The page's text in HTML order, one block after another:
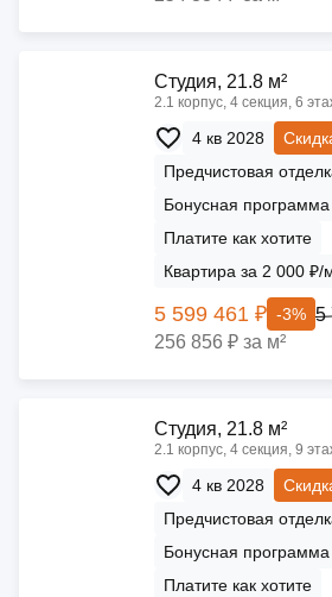
Cтудия, 21.8 м²
2.1 корпус, 4 секция, 6
4 кв 2028
Предчистовая
Бонусная
Платите как хотите
Квартира за 2 000 ₽/
5 599 461 ₽ -3% 5
256 856 ₽ за м²
Cтудия, 21.8 м²
2.1 корпус, 4 секция, 9
4 кв 2028
Предчистовая
Бонусная
Платите как хотите